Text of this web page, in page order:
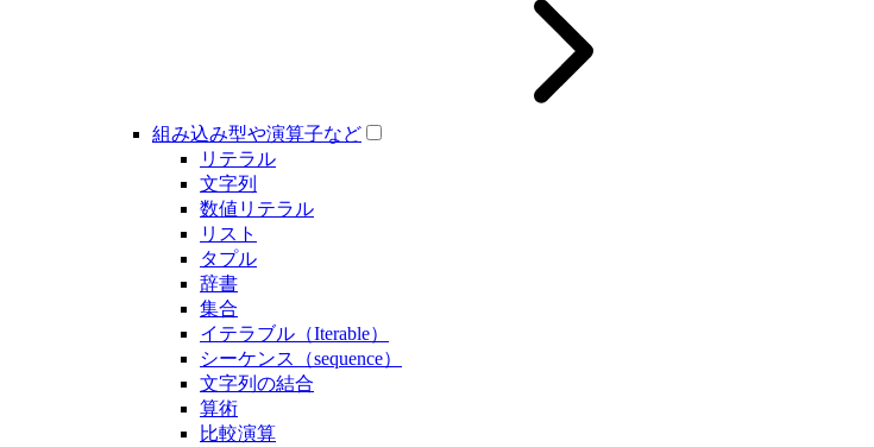
組み込み型や演算子など
リテラル
文字列
数値リテラル
リスト
タプル
辞書
集合
イテラブル（Iterable）
シーケンス（sequence）
文字列の結合
算術
比較演算